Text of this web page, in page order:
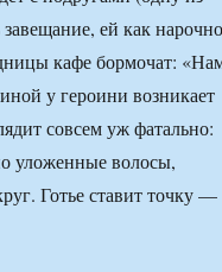
ей как нарочно
кафе бормочат:
у героини возникает
совсем уж фатально:
уложенные волосы,
Готье ставит точку